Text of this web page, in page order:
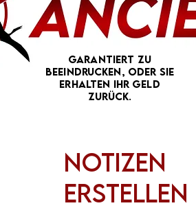
Garantiert zu
beeindrucken, oder Sie
erhalten Ihr Geld
zurück.
Notizen
erstellen